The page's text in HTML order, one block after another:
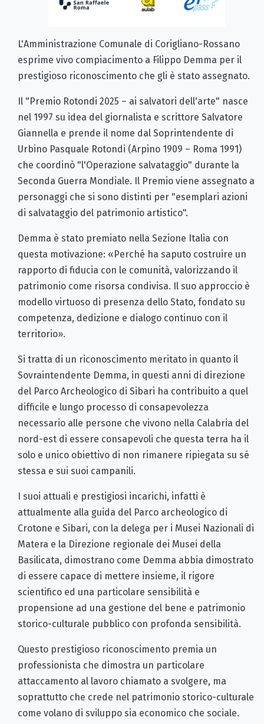
L'Amministrazione Comunale di Corigliano-Rossano
esprime vivo compiacimento a Filippo Demma per il
prestigioso riconoscimento che gli è stato assegnato.
Il "Premio Rotondi 2025 – ai salvatori dell'arte" nasce
nel 1997 su idea del giornalista e scrittore Salvatore
Giannella e prende il nome dal Soprintendente di
Urbino Pasquale Rotondi (Arpino 1909 – Roma 1991)
che coordinò "l'Operazione salvataggio" durante la
Seconda Guerra Mondiale. Il Premio viene assegnato a
personaggi che si sono distinti per "esemplari azioni
di salvataggio del patrimonio artistico".
Demma è stato premiato nella Sezione Italia con
questa motivazione: «Perché ha saputo costruire un
rapporto di fiducia con le comunità, valorizzando il
patrimonio come risorsa condivisa. Il suo approccio è
modello virtuoso di presenza dello Stato, fondato su
competenza, dedizione e dialogo continuo con il
territorio».
Si tratta di un riconoscimento meritato in quanto il
Sovraintendente Demma, in questi anni di direzione
del Parco Archeologico di Sibari ha contribuito a quel
difficile e lungo processo di consapevolezza
necessario alle persone che vivono nella Calabria del
nord-est di essere consapevoli che questa terra ha il
solo e unico obiettivo di non rimanere ripiegata su sé
stessa e sui suoi campanili.
I suoi attuali e prestigiosi incarichi, infatti è
attualmente alla guida del Parco archeologico di
Crotone e Sibari, con la delega per i Musei Nazionali di
Matera e la Direzione regionale dei Musei della
Basilicata, dimostrano come Demma abbia dimostrato
di essere capace di mettere insieme, il rigore
scientifico ed una particolare sensibilità e
propensione ad una gestione del bene e patrimonio
storico-culturale pubblico con profonda sensibilità.
Questo prestigioso riconoscimento premia un
professionista che dimostra un particolare
attaccamento al lavoro chiamato a svolgere, ma
soprattutto che crede nel patrimonio storico-culturale
come volano di sviluppo sia economico che sociale.